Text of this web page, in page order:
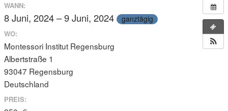
WANN:
8 Juni, 2024 – 9 Juni, 2024 ganztägig
WO:
Montessori Institut Regensburg
Albertstraße 1
93047 Regensburg
Deutschland
PREIS: